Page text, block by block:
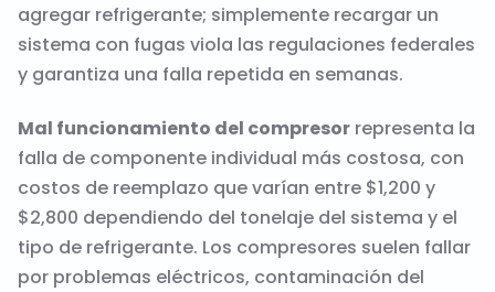
agregar refrigerante; simplemente recargar un
sistema con fugas viola las regulaciones federales
y garantiza una falla repetida en semanas.
Mal funcionamiento del compresorrepresenta la
falla de componente individual más costosa, con
costos de reemplazo que varían entre $1,200 y
$2,800 dependiendo del tonelaje del sistema y el
tipo de refrigerante. Los compresores suelen fallar
por problemas eléctricos, contaminación del